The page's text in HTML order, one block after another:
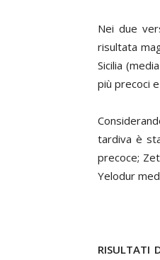
Nei due
risultata
Sicilia
più precoci
tardiva è
precoce;
Yelodur
RISULTATI